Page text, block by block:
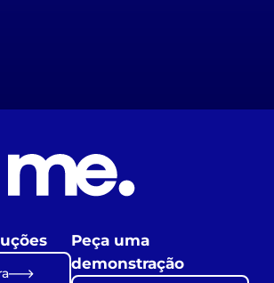
Peça uma
demonstração